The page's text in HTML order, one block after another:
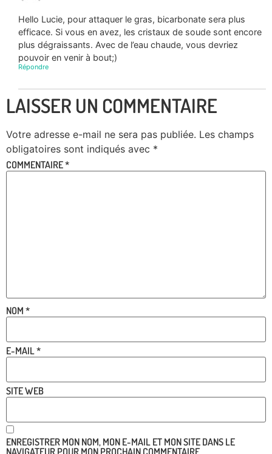
Hello Lucie, pour attaquer le gras, bicarbonate sera plus
efficace. Si vous en avez, les cristaux de soude sont encore
plus dégraissants. Avec de l’eau chaude, vous devriez
pouvoir en venir à bout;)
Répondre
LAISSER UN COMMENTAIRE
Votre adresse e-mail ne sera pas publiée. Les champs
obligatoires sont indiqués avec *
COMMENTAIRE*
NOM *
E-MAIL*
SITE WEB
ENREGISTRER MON NOM, MON E-MAIL ET MON SITE DANS LE